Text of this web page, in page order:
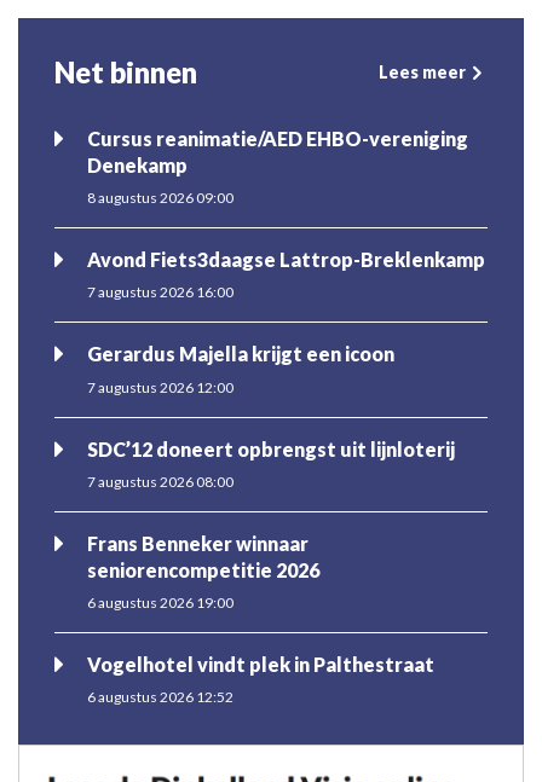
Net binnen Lees meer
Cursus reanimatie/AED EHBO-vereniging
Denekamp
8 augustus 2026 09:00
Avond Fiets3daagse Lattrop-Breklenkamp
7 augustus 2026 16:00
Gerardus Majella krijgt een icoon
7 augustus 2026 12:00
SDC’12 doneert opbrengst uit lijnloterij
7 augustus 2026 08:00
Frans Benneker winnaar
seniorencompetitie 2026
6 augustus 2026 19:00
Vogelhotel vindt plek in Palthestraat
6 augustus 2026 12:52